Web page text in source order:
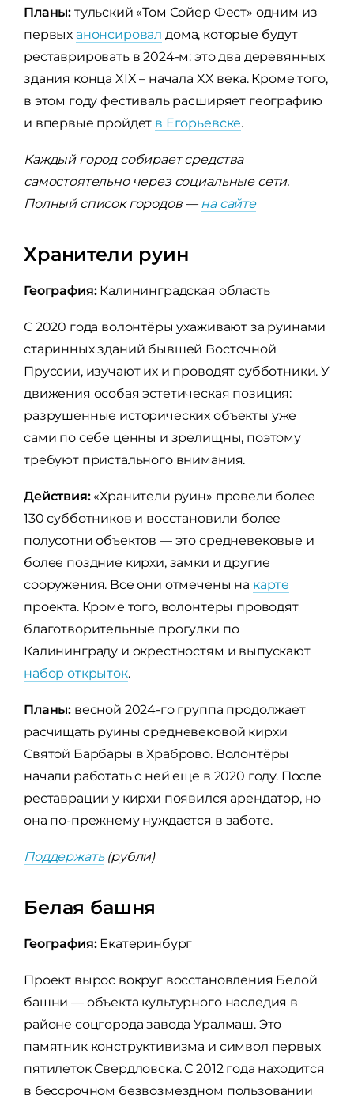
Планы: тульский «Том Сойер Фест» одним из
первых анонсировал дома, которые будут
реставрировать в 2024-м: это два деревянных
здания конца XIX – начала XX века. Кроме того,
в этом году фестиваль расширяет географию
и впервые пройдет в Егорьевске.
Каждый город собирает средства
самостоятельно через социальные сети.
Полный список городов — на сайте
Хранители руин
География:Калининградская область
С 2020 года волонтёры ухаживают за руинами
старинных зданий бывшей Восточной
Пруссии, изучают их и проводят субботники. У
движения особая эстетическая позиция:
разрушенные исторических объекты уже
сами по себе ценны и зрелищны, поэтому
требуют пристального внимания.
Действия: «Хранители руин» провели более
130 субботников и восстановили более
полусотни объектов — это средневековые и
более поздние кирхи, замки и другие
сооружения. Все они отмечены на карте
проекта. Кроме того, волонтеры проводят
благотворительные прогулки по
Калининграду и окрестностям и выпускают
набор открыток.
Планы: весной 2024-го группа продолжает
расчищать руины средневековой кирхи
Святой Барбары в Храброво. Волонтёры
начали работать с ней еще в 2020 году. После
реставрации у кирхи появился арендатор, но
она по-прежнему нуждается в заботе.
Поддержать(рубли)
Белая башня
География:Екатеринбург
Проект вырос вокруг восстановления Белой
башни — объекта культурного наследия в
районе соцгорода завода Уралмаш. Это
памятник конструктивизма и символ первых
пятилеток Свердловска. С 2012 года находится
в бессрочном безвозмездном пользовании